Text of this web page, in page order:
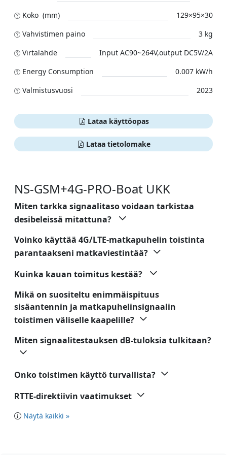
Koko (mm)
129×95×30
Vahvistimen paino
3 kg
Virtalähde
Input AC90~264V,output DC5V/2A
Energy Consumption
0.007 kW/h
Valmistusvuosi
2023
Lataa käyttöopas
Lataa tietolomake
NS-GSM+4G-PRO-Boat UKK
Miten tarkka signaalitaso voidaan tarkistaa
desibeleissä mitattuna?
Voinko käyttää 4G/LTE-matkapuhelin toistinta
parantaakseni matkaviestintää?
Kuinka kauan toimitus kestää?
Mikä on suositeltu enimmäispituus
sisäantennin ja matkapuhelinsignaalin
toistimen väliselle kaapelille?
Miten signaalitestauksen dB-tuloksia tulkitaan?
Onko toistimen käyttö turvallista?
RTTE-direktiivin vaatimukset
Näytä kaikki »